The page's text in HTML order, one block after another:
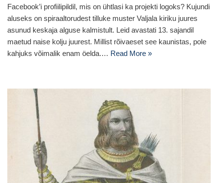
Facebook’i profiilipildil, mis on ühtlasi ka projekti logoks? Kujundi
aluseks on spiraaltorudest tilluke muster Valjala kiriku juures
asunud keskaja alguse kalmistult. Leid avastati 13. sajandil
maetud naise kolju juurest. Millist rõivaeset see kaunistas, pole
kahjuks võimalik enam öelda.… Read More »